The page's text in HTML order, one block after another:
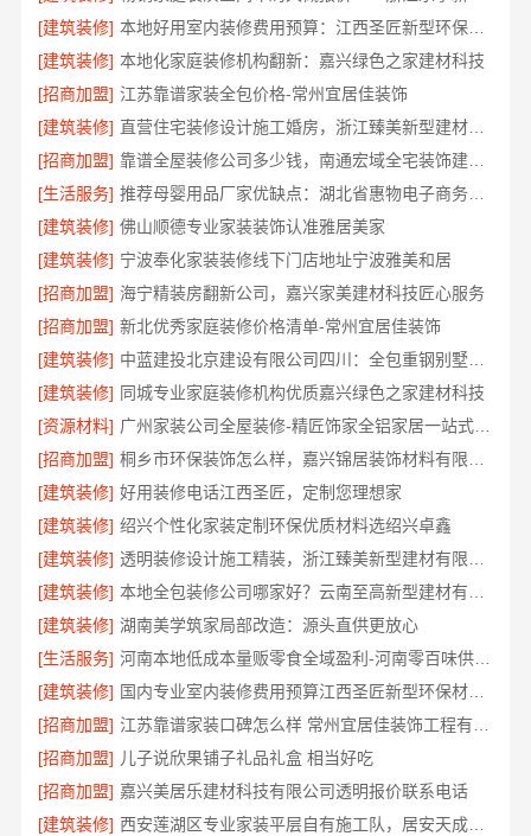
[建筑装修]
本地好用室内装修费用预算：江西圣匠新型环保材料有限公司
[建筑装修] 本地化家庭装修机构翻新：嘉兴绿色之家建材科技
[招商加盟] 江苏靠谱家装全包价格-常州宜居佳装饰
[建筑装修]
直营住宅装修设计施工婚房，浙江臻美新型建材有限公司品质打造
[招商加盟]
靠谱全屋装修公司多少钱，南通宏域全宅装饰建材有限公司
[生活服务]
推荐母婴用品厂家优缺点：湖北省惠物电子商务有限公司
[建筑装修] 佛山顺德专业家装装饰认准雅居美家
[建筑装修] 宁波奉化家装装修线下门店地址宁波雅美和居
[招商加盟] 海宁精装房翻新公司，嘉兴家美建材科技匠心服务
[招商加盟] 新北优秀家庭装修价格清单-常州宜居佳装饰
[建筑装修]
中蓝建投北京建设有限公司四川：全包重钢别墅婚房布置
[建筑装修] 同城专业家庭装修机构优质嘉兴绿色之家建材科技
[资源材料]
广州家装公司全屋装修-精匠饰家全铝家居一站式服务
[招商加盟]
[建筑装修] 好用装修电话江西圣匠，定制您理想家
[建筑装修] 绍兴个性化家装定制环保优质材料选绍兴卓鑫
[建筑装修]
[建筑装修]
[建筑装修] 湖南美学筑家局部改造：源头直供更放心
[生活服务]
河南本地低成本量贩零食全域盈利-河南零百味供应链有限公司
[建筑装修]
国内专业室内装修费用预算江西圣匠新型环保材料有限公司
[招商加盟]
[招商加盟] 儿子说欣果铺子礼品礼盒 相当好吃
[招商加盟] 嘉兴美居乐建材科技有限公司透明报价联系电话
[建筑装修]
西安莲湖区专业家装平层自有施工队，居安天成建筑工程有限责任公司